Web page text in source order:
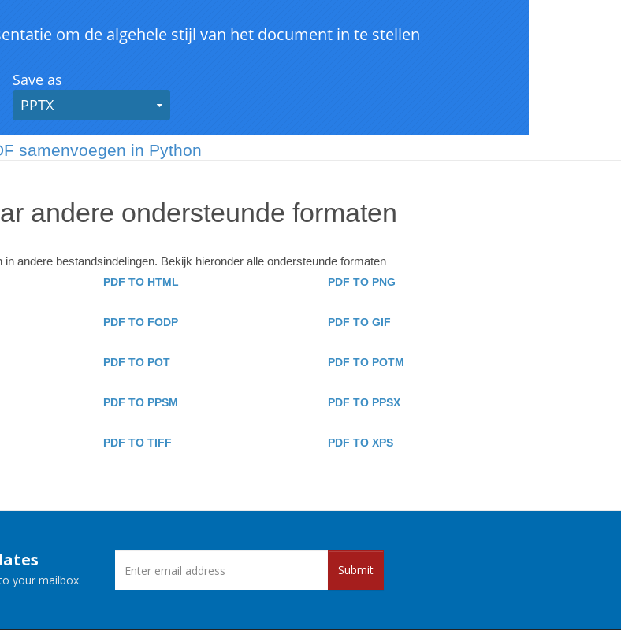
samenvoegen in Python
andere ondersteunde formaten
andere bestandsindelingen. Bekijk hieronder alle ondersteunde formaten
PDF TO HTML PDF TO PNG
PDF TO FODP PDF TO GIF
PDF TO POT PDF TO POTM
PDF TO PPSM PDF TO PPSX
PDF TO TIFF PDF TO XPS
your mailbox.
Submit